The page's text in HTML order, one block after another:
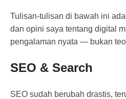
Tulisan-tulisan di bawah ini
dan opini saya tentang digital
pengalaman nyata — bukan
SEO & Search
SEO sudah berubah drastis,